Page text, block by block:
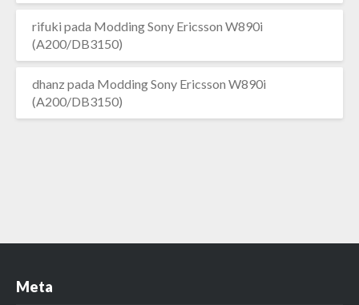
rifuki pada Modding Sony Ericsson W890i
(A200/DB3150)
dhanz pada Modding Sony Ericsson W890i
(A200/DB3150)
Meta